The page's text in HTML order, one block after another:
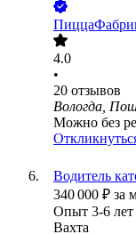
4.0
•
20 отзывов
Вологда,
Можно без
Водитель
340 000 ₽ за
Опыт 3-6 лет
Вахта